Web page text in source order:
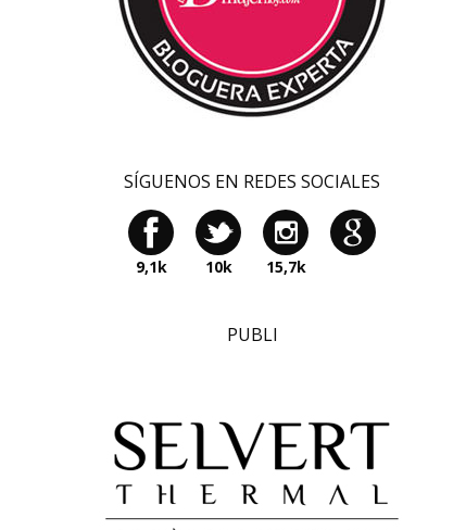
SÍGUENOS EN REDES SOCIALES
9,1k 10k 15,7k
PUBLI